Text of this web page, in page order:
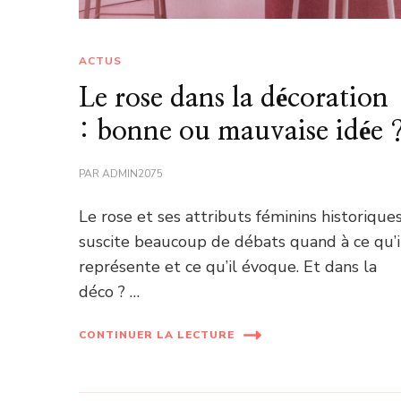
ACTUS
Le rose dans la décoration
: bonne ou mauvaise idée
PARADMIN2075
Le rose et ses attributs féminins historiques
suscite beaucoup de débats quand à ce
représente et ce qu’il évoque. Et dans la
déco ? …
CONTINUER LA LECTURE